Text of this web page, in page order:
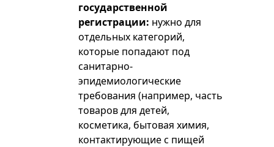
государственной
регистрации: нужно для
отдельных категорий,
которые попадают под
санитарно-
эпидемиологические
требования (например, часть
товаров для детей,
косметика, бытовая химия,
контактирующие с пищей